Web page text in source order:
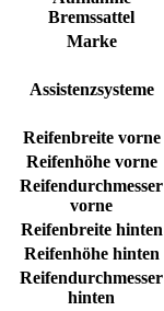
Bremssattel
Marke
Assistenzsysteme
Reifenbreite vorne
Reifenhöhe vorne
Reifendurchmesser
vorne
Reifenbreite hinten
Reifenhöhe hinten
Reifendurchmesser
hinten